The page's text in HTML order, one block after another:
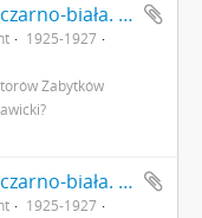
Odbitka pozytywowa czarno-biała. Gródek pow. Równe. Stanowisko paleolityczne II. Badania archeologiczne L. Sawickiego. Data wykonania zdjęcia: nieustalona. Fot. L. Sawicki? s. 2: adnotacje odręczne
1925-1927
Zabytków
Odbitka pozytywowa czarno-biała. Gródek pow. Równe. Stanowisko paleolityczne II. Badania archeologiczne L. Sawickiego. Data wykonania zdjęcia: nieustalona. Fot. L. Sawicki? s. 1
1925-1927